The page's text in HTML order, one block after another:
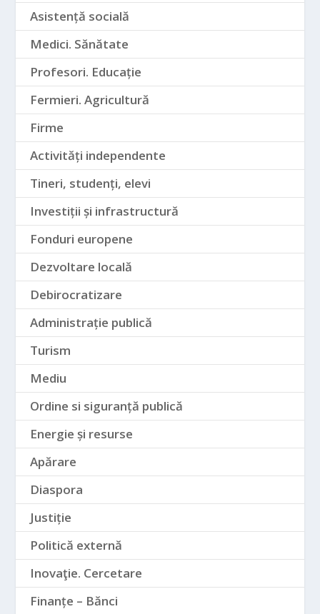
Asistență socială
Medici. Sănătate
Profesori. Educație
Fermieri. Agricultură
Firme
Activități independente
Tineri, studenți, elevi
Investiții și infrastructură
Fonduri europene
Dezvoltare locală
Debirocratizare
Administrație publică
Turism
Mediu
Ordine si siguranță publică
Energie și resurse
Apărare
Diaspora
Justiție
Politică externă
Inovaţie. Cercetare
Finanțe – Bănci